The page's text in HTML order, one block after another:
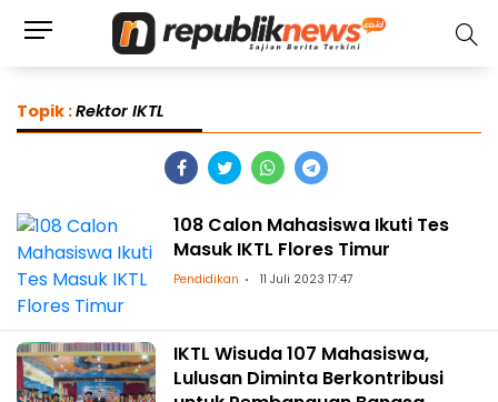
Topik :Rektor IKTL
108 Calon Mahasiswa Ikuti Tes
Masuk IKTL Flores Timur
Pendidikan 11 Juli 2023 17:47
IKTL Wisuda 107 Mahasiswa,
Lulusan Diminta Berkontribusi